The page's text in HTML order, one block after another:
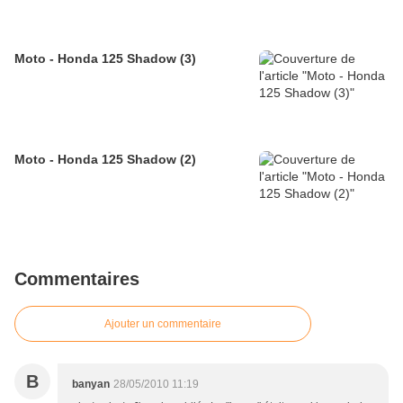
Moto - Honda 125 Shadow (3)
Moto - Honda 125 Shadow (2)
Commentaires
Ajouter un commentaire
B banyan 28/05/2010 11:19